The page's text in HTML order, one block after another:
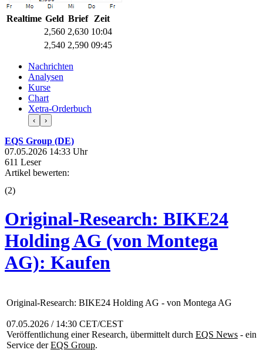
Realtime Geld Brief
Zeit
2,560 2,630 10:04
2,540 2,590 09:45
Nachrichten
Analysen
Kurse
Chart
Xetra-Orderbuch
‹ ›
EQS Group (DE)
07.05.2026 14:33 Uhr
611 Leser
Artikel bewerten:
(2)
Original-Research: BIKE24
Holding AG (von Montega
AG): Kaufen
Original-Research: BIKE24 Holding AG - von Montega AG
07.05.2026 / 14:30 CET/CEST
Veröffentlichung einer Research, übermittelt durch EQS News - ein
Service derEQS Group.